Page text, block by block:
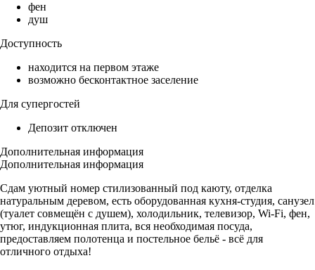
фен
душ
Доступность
находится на первом этаже
возможно бесконтактное заселение
Для супергостей
Депозит отключен
Дополнительная информация
Дополнительная информация
Сдам уютный номер стилизованный под каюту, отделка
натуральным деревом, есть оборудованная кухня-студия, санузел
(туалет совмещён с душем), холодильник, телевизор, Wi-Fi, фен,
утюг, индукционная плита, вся необходимая посуда,
предоставляем полотенца и постельное бельё - всё для
отличного отдыха!